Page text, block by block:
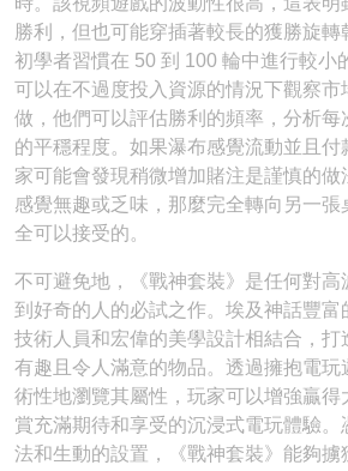
勝利，但也可能穿插著較長的獲勝旋
初學者習慣在 50 到 100 輪中進行較小
可以在不過度投入資源的情況下觀察市
做，他們可以評估勝利的頻率，分析每
的平穩程度。如果瀑布感覺流動並且
家可能會發現稍微增加賭注是謹慎的
感覺無趣或乏味，那麼完全轉向另一
全可以接受的。
不可避免地，《戰神套裝》是任何對高
到好奇的人的必試之作。埃及神話豐富
技術人員和宏偉的美學設計相結合，打
有趣且令人滿意的物品。透過擁抱電玩
術性地瀏覽其屬性，玩家可以增強贏得
賞充滿期待和享受的沉浸式電玩體驗
法和生動的設置，《戰神套裝》能夠擄